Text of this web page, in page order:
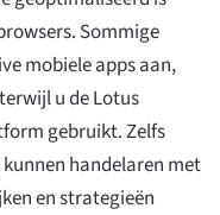
Sommige
mobiele apps aan,
u de Lotus
gebruikt. Zelfs
handelaren met
en strategieën